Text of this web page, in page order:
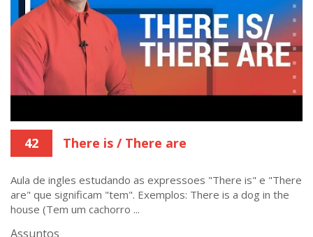
42 There is / There are
Aula de ingles estudando as expressoes "There is" e "There
are" que significam "tem". Exemplos: There is a dog in the
house (Tem um cachorro ...
Assuntos